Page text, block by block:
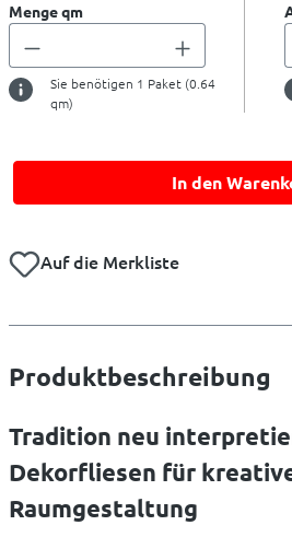
Menge qm
Sie benötigen 1 Paket (0.64
qm)
In den
Auf die Merkliste
Produktbeschreibung
Tradition neu
Dekorfliesen für
Raumgestaltung